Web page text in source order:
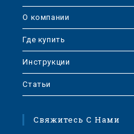
О компании
Где купить
Инструкции
Статьи
Свяжитесь С Нами